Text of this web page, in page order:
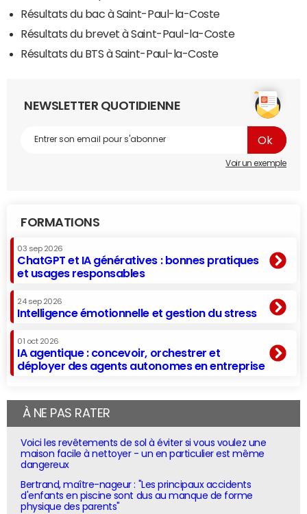
Résultats du bac à Saint-Paul-la-Coste
Résultats du brevet à Saint-Paul-la-Coste
Résultats du BTS à Saint-Paul-la-Coste
NEWSLETTER QUOTIDIENNE
Voir un exemple
FORMATIONS
03 sep 2026
ChatGPT et IA génératives : bonnes pratiques
et usages responsables
24 sep 2026
Intelligence émotionnelle et gestion du stress
01 oct 2026
IA agentique : concevoir, orchestrer et
déployer des agents autonomes en entreprise
À NE PAS RATER
Voici les revêtements de sol à éviter si vous voulez une
maison facile à nettoyer - un en particulier est même
dangereux
Bertrand, maître-nageur : "Les principaux accidents
d'enfants en piscine sont dus au manque de forme
physique des parents"